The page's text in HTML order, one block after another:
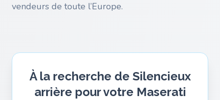
vendeurs de toute l’Europe.
À la recherche de Silencieux
arrière pour votre Maserati